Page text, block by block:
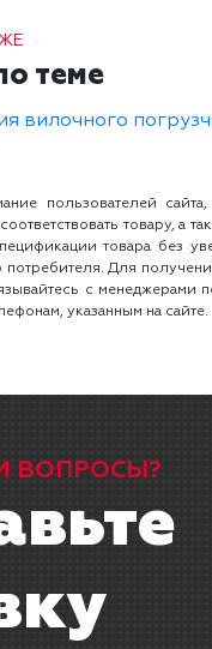
теме
вилочного
пользователей
товару, а
товара без
потребителя. Для
с менеджерами
указанным на сайте.
ВОПРОСЫ?